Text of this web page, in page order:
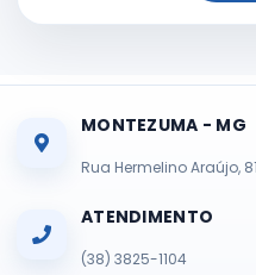
MONTEZUMA - MG
Rua Hermelino Araújo, 81
ATENDIMENTO
(38) 3825-1104